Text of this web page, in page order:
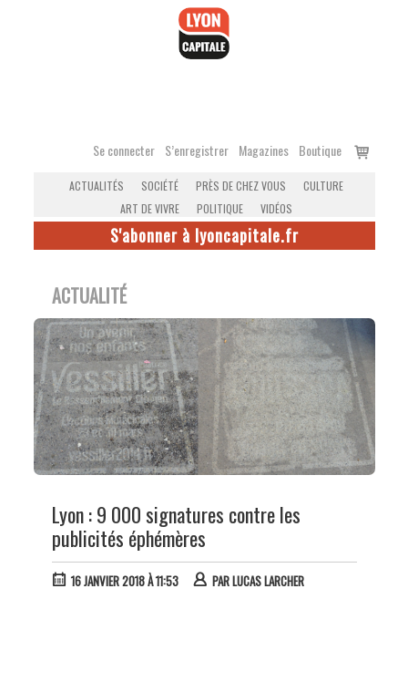
Se connecter S’enregistrer Magazines Boutique
Voir
ACTUALITÉS SOCIÉTÉ PRÈS DE CHEZ VOUS
CULTURE
ART DE VIVRE
POLITIQUE VIDÉOS
S'abonner à lyoncapitale.fr
ACTUALITÉ
Lyon : 9 000 signatures contre les
publicités éphémères
16 JANVIER 2018 À 11:53 PARLUCAS LARCHER